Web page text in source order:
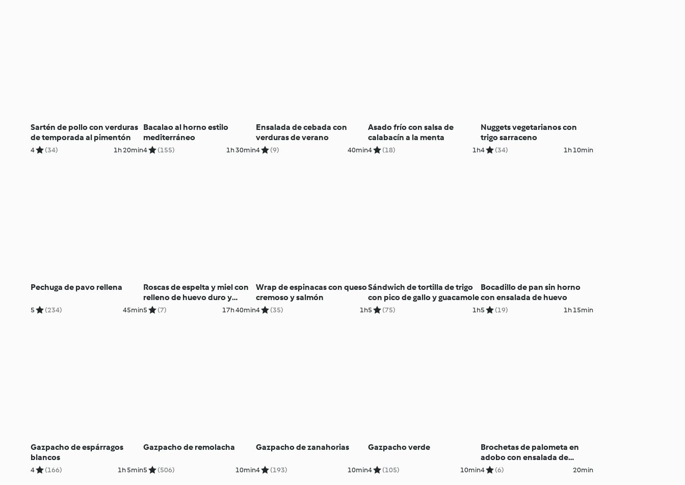
Sartén de pollo con verduras
de temporada al pimentón
4 (34) 1h 20min
Bacalao al horno estilo
mediterráneo
4 (155) 1h 30min
Ensalada de cebada con
verduras de verano
4 (9) 40min
Asado frío con salsa de
calabacín a la menta
4 (18) 1h
Nuggets vegetarianos con
trigo sarraceno
4 (34) 1h 10min
Pechuga de pavo rellena
5 (234) 45min
Roscas de espelta y miel con
relleno de huevo duro y
pepinillos
5 (7) 17h 40min
Wrap de espinacas con queso
cremoso y salmón
4 (35) 1h
Sándwich de tortilla de trigo
con pico de gallo y guacamole
5 (75) 1h
Bocadillo de pan sin horno
con ensalada de huevo
5 (19) 1h 15min
Gazpacho de espárragos
blancos
4 (166) 1h 5min
Gazpacho de remolacha
5 (506) 10min
Gazpacho de zanahorias
4 (193) 10min
Gazpacho verde
4 (105) 10min
Brochetas de palometa en
adobo con ensalada de
coliflor
4 (6) 20min